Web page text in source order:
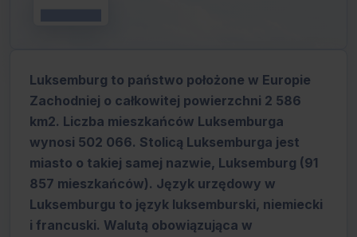
Luksemburg to państwo położone w Europie
Zachodniej o całkowitej powierzchni 2 586
km2. Liczba mieszkańców Luksemburga
wynosi 502 066. Stolicą Luksemburga jest
miasto o takiej samej nazwie, Luksemburg (91
857 mieszkańców). Język urzędowy w
Luksemburgu to język luksemburski, niemiecki
i francuski. Walutą obowiązująca w